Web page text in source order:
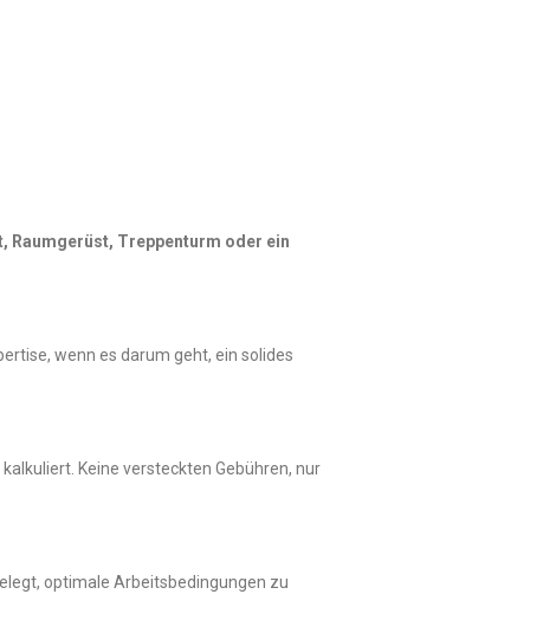
Raumgerüst, Treppenturm oder ein
wenn es darum geht, ein solides
Keine versteckten Gebühren, nur
optimale Arbeitsbedingungen zu